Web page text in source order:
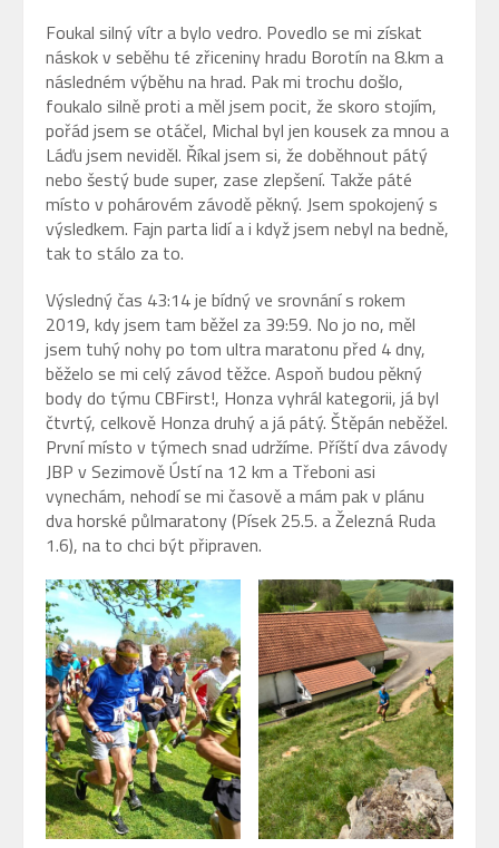
Foukal silný vítr a bylo vedro. Povedlo se mi získat
náskok v seběhu té zřiceniny hradu Borotín na 8.km a
následném výběhu na hrad. Pak mi trochu došlo,
foukalo silně proti a měl jsem pocit, že skoro stojím,
pořád jsem se otáčel, Michal byl jen kousek za mnou a
Láďu jsem neviděl. Říkal jsem si, že doběhnout pátý
nebo šestý bude super, zase zlepšení. Takže páté
místo v pohárovém závodě pěkný. Jsem spokojený s
výsledkem. Fajn parta lidí a i když jsem nebyl na bedně,
tak to stálo za to.
Výsledný čas 43:14 je bídný ve srovnání s rokem
2019, kdy jsem tam běžel za 39:59. No jo no, měl
jsem tuhý nohy po tom ultra maratonu před 4 dny,
běželo se mi celý závod těžce. Aspoň budou pěkný
body do týmu CBFirst!, Honza vyhrál kategorii, já byl
čtvrtý, celkově Honza druhý a já pátý. Štěpán neběžel.
První místo v týmech snad udržíme. Příští dva závody
JBP v Sezimově Ústí na 12 km a Třeboni asi
vynechám, nehodí se mi časově a mám pak v plánu
dva horské půlmaratony (Písek 25.5. a Železná Ruda
1.6), na to chci být připraven.